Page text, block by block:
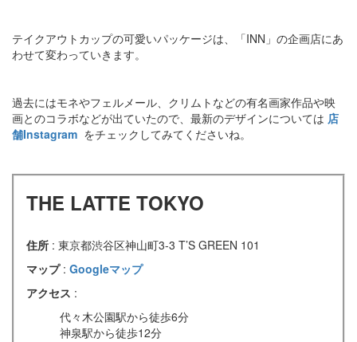
テイクアウトカップの可愛いパッケージは、「INN」の企画店にあ
わせて変わっていきます。
過去にはモネやフェルメール、クリムトなどの有名画家作品や映
画とのコラボなどが出ていたので、最新のデザインについては 店
舗Instagram をチェックしてみてくださいね。
THE LATTE TOKYO
住所 : 東京都渋谷区神山町3-3 T’S GREEN 101
マップ : Googleマップ
アクセス :
代々木公園駅から徒歩6分
神泉駅から徒歩12分